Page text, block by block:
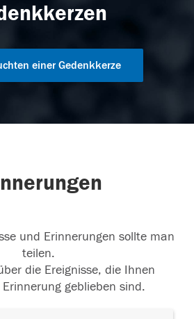
einer Gedenkkerze
und Erinnerungen sollte man
teilen.
die Ereignisse, die Ihnen
geblieben sind.